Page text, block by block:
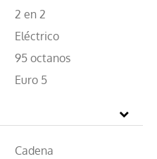
2 en 2
Eléctrico
95 octanos
Euro 5
Cadena